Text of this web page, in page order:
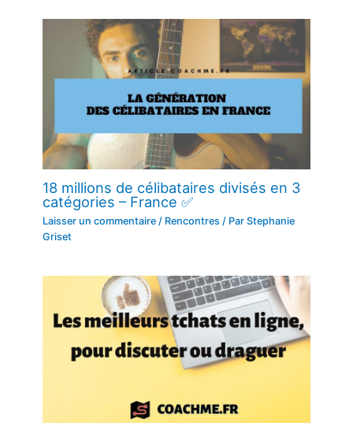
18 millions de célibataires divisés en 3
catégories – France ✅
Laisser un commentaire / Rencontres / ParStephanie
Griset